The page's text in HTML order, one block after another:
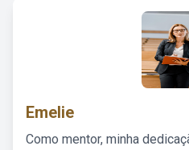
Emelie
Como mentor, minha